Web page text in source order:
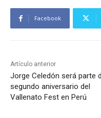
Facebook
Artículo anterior
Jorge Celedón será parte
segundo aniversario del
Vallenato Fest en Perú